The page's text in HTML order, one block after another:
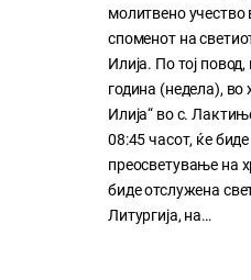
молитвено учество
споменот на
Илија. По тој
година (недела),
Илија“ во с.
08:45 часот, ќе
преосветување на
биде отслужена
Литургија, на…